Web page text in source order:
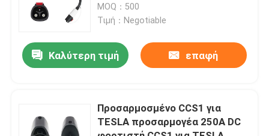
Φορητοί φορτιστές της EV
wallbox ev φορτιστές
Σκοινί επέκτασης φορτιστών της EV
φορτιστή ηλεκτρικού
αυτοκινήτου
MOQ：500
Τιμή：Negotiable
Καλύτερη τιμή επαφή
Προσαρμοσμένο CCS1 για
TESLA προσαρμογέα 250A DC